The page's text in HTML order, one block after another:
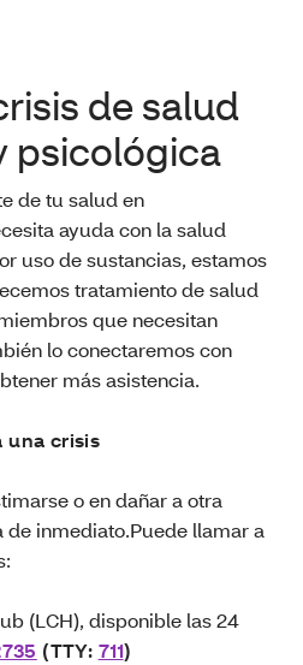
de salud
psicológica
de tu salud en
ayuda con la salud
uso de sustancias, estamos
tratamiento de salud
que necesitan
lo conectaremos con
más asistencia.
una crisis
o en dañar a otra
inmediato.Puede llamar a
(LCH), disponible las 24
(TTY: 711)